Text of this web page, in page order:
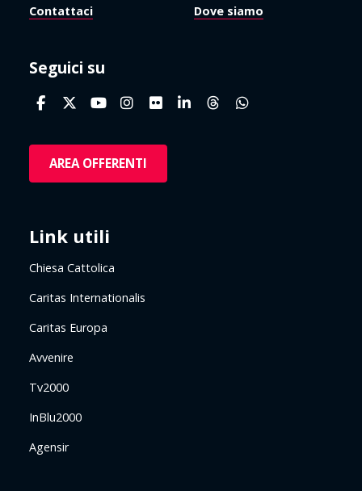
Contattaci Dove siamo
Seguici su
AREA OFFERENTI
Link utili
Chiesa Cattolica
Caritas Internationalis
Caritas Europa
Avvenire
Tv2000
InBlu2000
Agensir